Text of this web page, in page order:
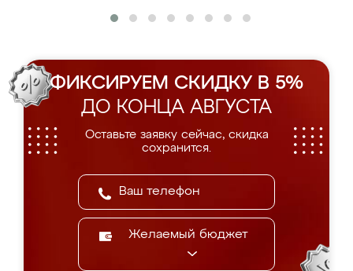
ФИКСИРУЕМ СКИДКУ В 5%
ДО КОНЦА АВГУСТА
Оставьте заявку сейчас, скидка
сохранится.
Желаемый бюджет